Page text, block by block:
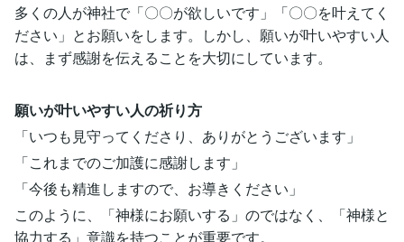
多くの人が神社で「〇〇が欲しいです」「〇〇を叶えてく
ださい」とお願いをします。しかし、願いが叶いやすい人
は、まず感謝を伝えることを大切にしています。
願いが叶いやすい人の祈り方
「いつも見守ってくださり、ありがとうございます」
「これまでのご加護に感謝します」
「今後も精進しますので、お導きください」
このように、「神様にお願いする」のではなく、「神様と
協力する」意識を持つことが重要です。